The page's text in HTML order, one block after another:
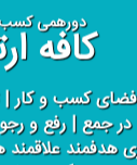
دورهمی
کافه
فضای کسب و کار |
در جمع | رفع و
هدفمند